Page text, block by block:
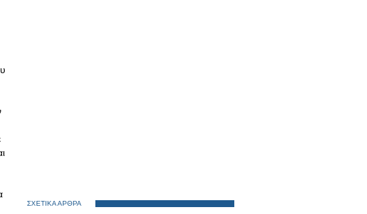
ΣΧΕΤΙΚΑ ΑΡΘΡΑ